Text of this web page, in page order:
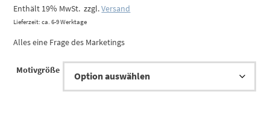
5,50 €
bis
9,00 €
Enthält 19% MwSt. zzgl.Versand
Lieferzeit: ca. 6-9 Werktage
Alles eine Frage des Marketings
Motivgröße